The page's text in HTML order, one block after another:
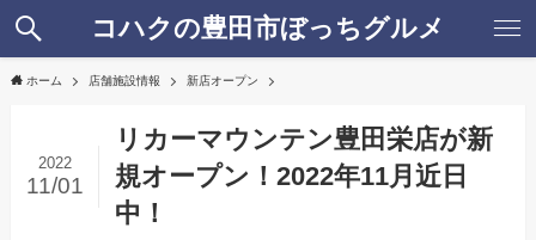
コハクの豊田市ぼっちグルメ
ホーム 店舗施設情報 新店オープン
リカーマウンテン豊田栄店が新
規オープン！2022年11月近日
中！
2022
11/01